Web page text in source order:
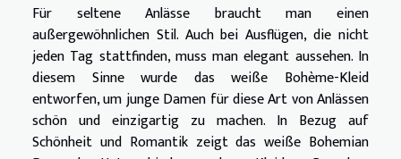
Für seltene Anlässe braucht man einen
außergewöhnlichen Stil. Auch bei Ausflügen, die nicht
jeden Tag stattfinden, muss man elegant aussehen. In
diesem Sinne wurde das weiße Bohème-Kleid
entworfen, um junge Damen für diese Art von Anlässen
schön und einzigartig zu machen. In Bezug auf
Schönheit und Romantik zeigt das weiße Bohemian